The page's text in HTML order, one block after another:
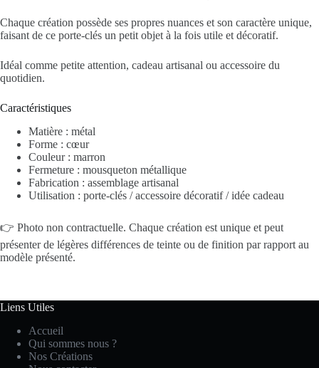
Chaque création possède ses propres nuances et son caractère unique,
faisant de ce porte-clés un petit objet à la fois utile et décoratif.
Idéal comme petite attention, cadeau artisanal ou accessoire du
quotidien.
Caractéristiques
Matière : métal
Forme : cœur
Couleur : marron
Fermeture : mousqueton métallique
Fabrication : assemblage artisanal
Utilisation : porte-clés / accessoire décoratif / idée cadeau
👉 Photo non contractuelle. Chaque création est unique et peut
présenter de légères différences de teinte ou de finition par rapport au
modèle présenté.
Liens Utiles
Accueil
Qui sommes nous ?
Nos Créations